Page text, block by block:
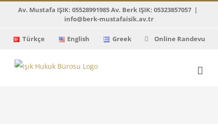
Av. Mustafa IŞIK: 05528991985 Av. Berk IŞIK: 05323857057 |
info@berk-mustafaisik.av.tr
Türkçe English Greek Online Randevu